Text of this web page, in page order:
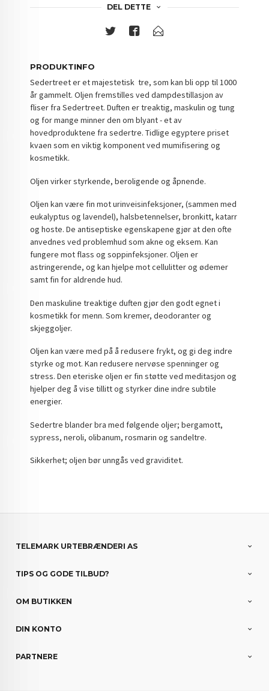
DEL DETTE
PRODUKTINFO
Sedertreet er et majestetisk tre, som kan bli opp til 1000
år gammelt. Oljen fremstilles ved dampdestillasjon av
fliser fra Sedertreet. Duften er treaktig, maskulin og tung
og for mange minner den om blyant - et av
hovedproduktene fra sedertre. Tidlige egyptere priset
kvaen som en viktig komponent ved mumifisering og
kosmetikk.
Oljen virker styrkende, beroligende og åpnende.
Oljen kan være fin mot urinveisinfeksjoner, (sammen med
eukalyptus og lavendel), halsbetennelser, bronkitt, katarr
og hoste. De antiseptiske egenskapene gjør at den ofte
anvednes ved problemhud som akne og eksem. Kan
fungere mot flass og soppinfeksjoner. Oljen er
astringerende, og kan hjelpe mot cellulitter og ødemer
samt fin for aldrende hud.
Den maskuline treaktige duften gjør den godt egnet i
kosmetikk for menn. Som kremer, deodoranter og
skjeggoljer.
Oljen kan være med på å redusere frykt, og gi deg indre
styrke og mot. Kan redusere nervøse spenninger og
stress. Den eteriske oljen er fin støtte ved meditasjon og
hjelper deg å vise tillitt og styrker dine indre subtile
energier.
Sedertre blander bra med følgende oljer; bergamott,
sypress, neroli, olibanum, rosmarin og sandeltre.
Sikkerhet; oljen bør unngås ved graviditet.
TELEMARK URTEBRÆNDERI AS
TIPS OG GODE TILBUD?
OM BUTIKKEN
DIN KONTO
PARTNERE